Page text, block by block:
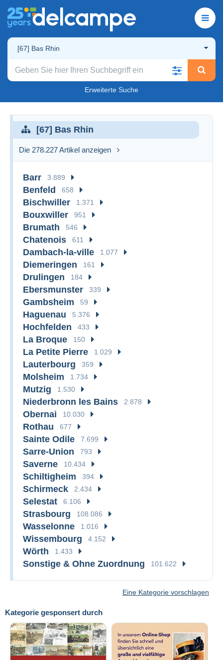
[67] Bas Rhin
Erweiterte Suche
Kategorie gesponsert durch
[67] Bas Rhin
Die 278.227 Artikel anzeigen
Barr 3.889
Benfeld 658
Bischwiller 1.371
Bouxwiller 951
Brumath 546
Chatenois 611
Dambach-la-ville 1.077
Diemeringen 161
Drulingen 184
Ebersmunster 339
Gambsheim 59
Haguenau 5.376
Hochfelden 433
La Broque 150
La Petite Pierre 1.029
Lauterbourg 359
Molsheim 1.734
Mutzig 1.530
Niederbronn les Bains 2.878
Obernai 10.030
Rothau 677
Sainte Odile 7.699
Sarre-Union 793
Saverne 10.434
Schiltigheim 394
Schirmeck 2.434
Selestat 6.106
Strasbourg 108.086
Wasselonne 1.016
Wissembourg 4.152
Wörth 1.433
Sonstige & Ohne Zuordnung 101.622
Eine Kategorie vorschlagen